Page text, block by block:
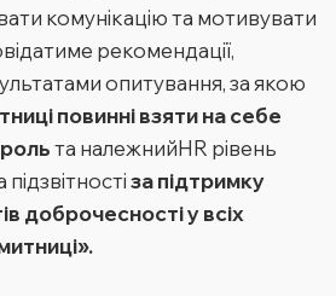
комунікацію та мотивувати
рекомендації,
опитування, за якою
повинні взяти на себе
та належнийHR рівень
за підтримку
доброчесності у всіх